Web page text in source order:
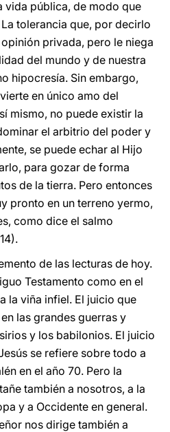
vida pública, de modo que
tolerancia que, por decirlo
privada, pero le niega
del mundo y de nuestra
hipocresía. Sin embargo,
en único amo del
mismo, no puede existir la
el arbitrio del poder y
se puede echar al Hijo
para gozar de forma
de la tierra. Pero entonces
pronto en un terreno yermo,
como dice el salmo
de las lecturas de hoy.
Testamento como en el
la viña infiel. El juicio que
las grandes guerras y
y los babilonios. El juicio
se refiere sobre todo a
en el año 70. Pero la
también a nosotros, a la
y a Occidente en general.
nos dirige también a